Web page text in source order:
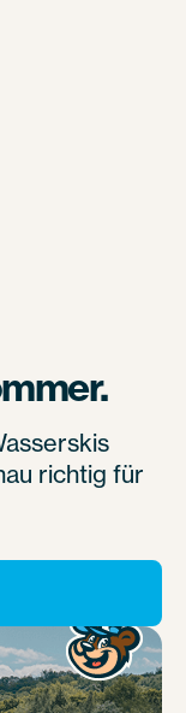
richtig für